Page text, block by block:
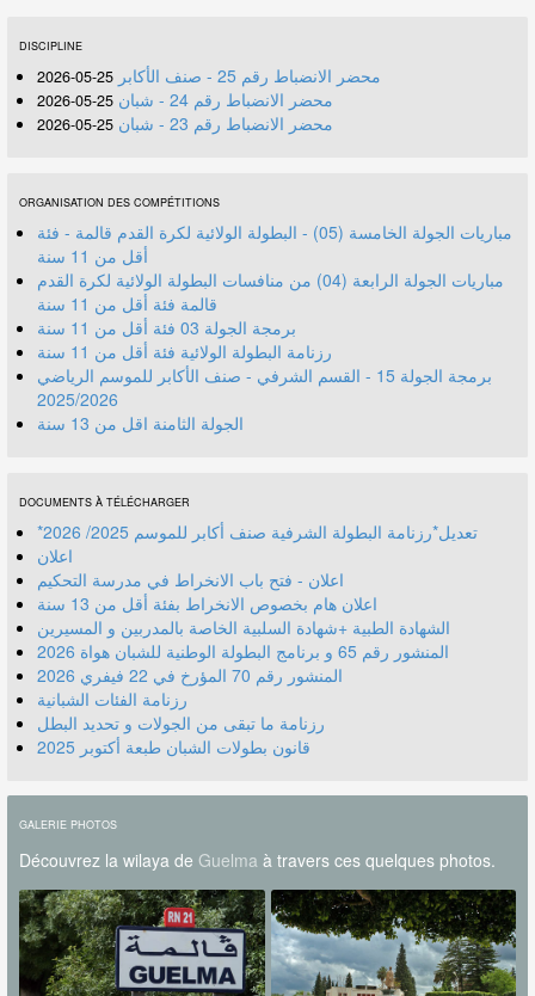
DISCIPLINE
محضر الانضباط رقم 25 - صنف الأكابر 25-05-2026
محضر الانضباط رقم 24 - شبان 25-05-2026
محضر الانضباط رقم 23 - شبان 25-05-2026
ORGANISATION DES COMPÉTITIONS
مباريات الجولة الخامسة (05) - البطولة الولائية لكرة القدم قالمة - فئة
أقل من 11 سنة
مباريات الجولة الرابعة (04) من منافسات البطولة الولائية لكرة القدم
قالمة فئة أقل من 11 سنة
برمجة الجولة 03 فئة أقل من 11 سنة
رزنامة البطولة الولائية فئة أقل من 11 سنة
برمجة الجولة 15 - القسم الشرفي - صنف الأكابر للموسم الرياضي
2025/2026
الجولة الثامنة اقل من 13 سنة
DOCUMENTS À TÉLÉCHARGER
*تعديل*رزنامة البطولة الشرفية صنف أكابر للموسم 2025/ 2026
اعلان
اعلان - فتح باب الانخراط في مدرسة التحكيم
اعلان هام بخصوص الانخراط بفئة أقل من 13 سنة
الشهادة الطبية +شهادة السلبية الخاصة بالمدربين و المسيرين
المنشور رقم 70 المؤرخ في 22 فيفري 2026
رزنامة الفئات الشبانية
رزنامة ما تبقى من الجولات و تحديد البطل
قانون بطولات الشبان طبعة أكتوبر 2025
GALERIE PHOTOS
Découvrez la wilaya de Guelmaà travers ces quelques photos.